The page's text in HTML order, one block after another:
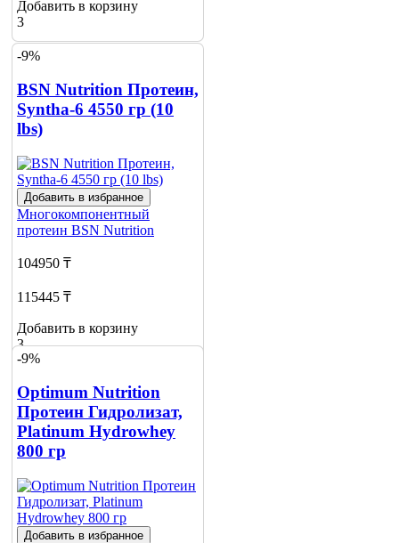
Добавить в корзину
3
-9%
BSN Nutrition Протеин,
Syntha-6 4550 гр (10
lbs)
Добавить в избранное
Многокомпонентный
протеин BSN Nutrition
104950 ₸
115445 ₸
Добавить в корзину
3
-9%
Optimum Nutrition
Протеин Гидролизат,
Platinum Hydrowhey
800 гр
Добавить в избранное